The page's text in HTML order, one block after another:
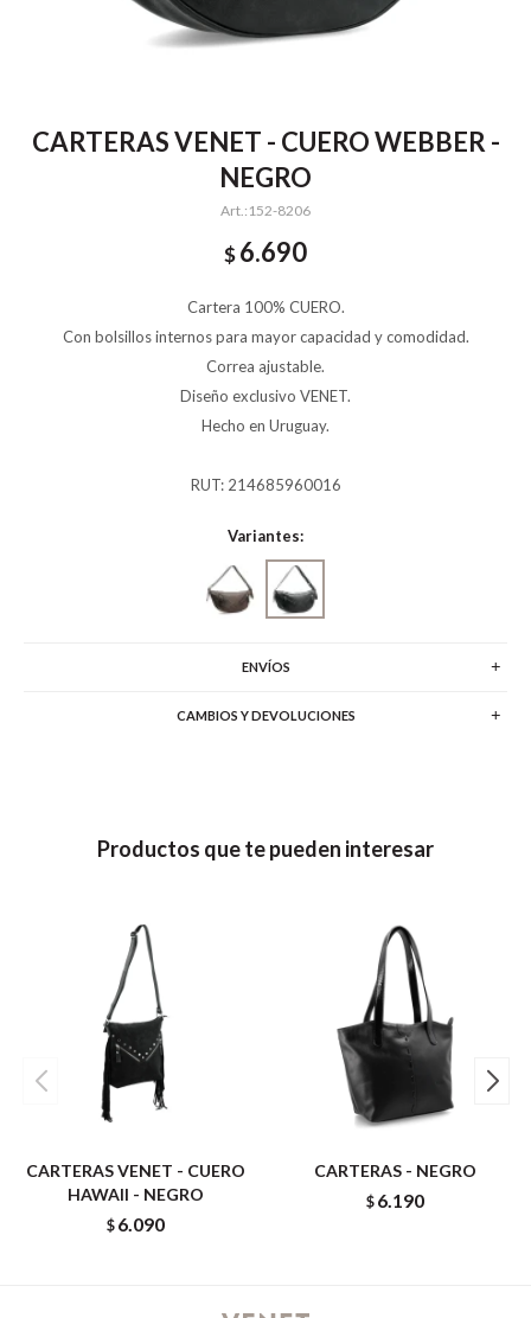
CARTERAS VENET - CUERO WEBBER -
NEGRO
152-8206
$6.690
Cartera 100% CUERO.
Con bolsillos internos para mayor capacidad y comodidad.
Correa ajustable.
Diseño exclusivo VENET.
Hecho en Uruguay.
RUT: 214685960016
Variantes:
ENVÍOS
CAMBIOS Y DEVOLUCIONES
Productos que te pueden interesar
CARTERAS VENET - CUERO
HAWAII - NEGRO
$6.090
CARTERAS - NEGRO
$6.190